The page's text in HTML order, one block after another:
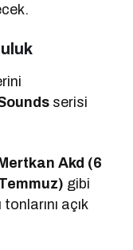
serisi
Akd (6
gibi
açık